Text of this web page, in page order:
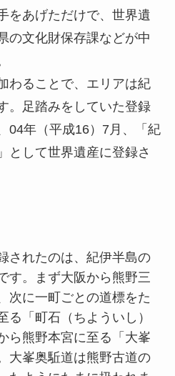
をあげただけで、世界遺
の文化財保存課などが中
わることで、エリアは紀
。足踏みをしていた登録
04年（平成16）7月、「紀
として世界遺産に登録さ
されたのは、紀伊半島の
す。まず大阪から熊野三
次に一町ごとの道標をた
る「町石（ちよういし）
ら熊野本宮に至る「大峯
大峯奥駈道は熊野古道の